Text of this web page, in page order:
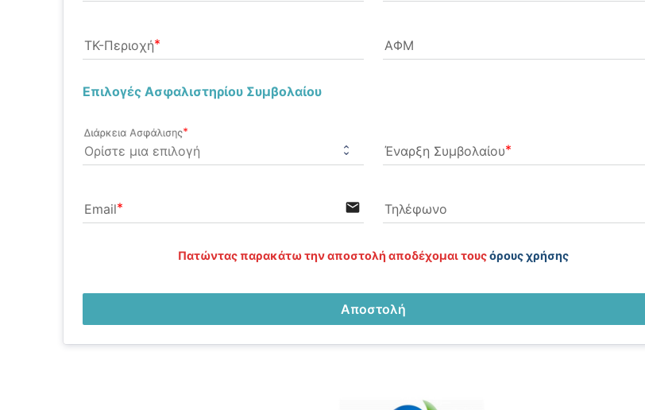
ΤΚ-Περιοχή ΑΦΜ
Επιλογές Ασφαλιστηρίου Συμβολαίου
Διάρκεια Ασφάλισης
Έναρξη Συμβολαίου
Email email Τηλέφωνο
Πατώντας παρακάτω την αποστολή αποδέχομαι τους όρους χρήσης
Αποστολή